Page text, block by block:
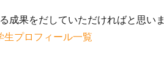
成果をだしていただければと思いま
生プロフィール一覧